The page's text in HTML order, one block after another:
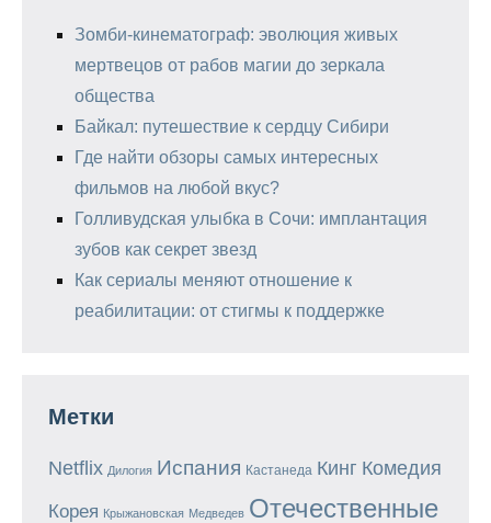
Зомби-кинематограф: эволюция живых
мертвецов от рабов магии до зеркала
общества
Байкал: путешествие к сердцу Сибири
Где найти обзоры самых интересных
фильмов на любой вкус?
Голливудская улыбка в Сочи: имплантация
зубов как секрет звезд
Как сериалы меняют отношение к
реабилитации: от стигмы к поддержке
Метки
Netflix Дилогия Испания Кастанеда Кинг Комедия
Корея Крыжановская Медведев Отечественные